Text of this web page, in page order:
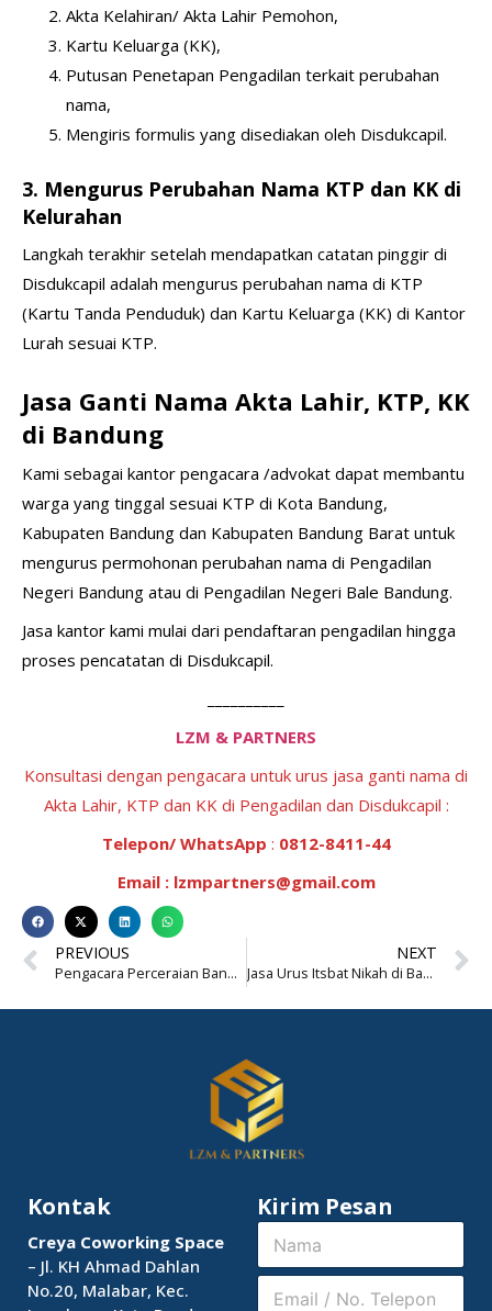
Akta Kelahiran/ Akta Lahir Pemohon,
Kartu Keluarga (KK),
Putusan Penetapan Pengadilan terkait perubahan
nama,
Mengiris formulis yang disediakan oleh Disdukcapil.
3. Mengurus Perubahan Nama KTP dan KK di
Kelurahan
Langkah terakhir setelah mendapatkan catatan pinggir di
Disdukcapil adalah mengurus perubahan nama di KTP
(Kartu Tanda Penduduk) dan Kartu Keluarga (KK) di Kantor
Lurah sesuai KTP.
Jasa Ganti Nama Akta Lahir, KTP, KK
di Bandung
Kami sebagai kantor pengacara /advokat dapat membantu
warga yang tinggal sesuai KTP di Kota Bandung,
Kabupaten Bandung dan Kabupaten Bandung Barat untuk
mengurus permohonan perubahan nama di Pengadilan
Negeri Bandung atau di Pengadilan Negeri Bale Bandung.
Jasa kantor kami mulai dari pendaftaran pengadilan hingga
proses pencatatan di Disdukcapil.
LZM & PARTNERS
Konsultasi dengan pengacara untuk urus jasa ganti nama di
Akta Lahir, KTP dan KK di Pengadilan dan Disdukcapil :
Telepon/ WhatsApp : 0812-8411-44
Email : lzmpartners@gmail.com
PREVIOUS
Pengacara Perceraian Bandung Barat
NEXT
Jasa Urus Itsbat Nikah di Bandung
Kontak
Creya Coworking Space
– Jl. KH Ahmad Dahlan
No.20, Malabar, Kec.
Kirim Pesan
N
m
E